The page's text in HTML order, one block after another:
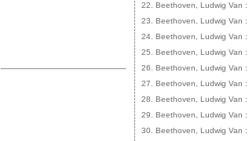
22. Beethoven, Ludwig Van :
23. Beethoven, Ludwig Van :
24. Beethoven, Ludwig Van :
25. Beethoven, Ludwig Van :
26. Beethoven, Ludwig Van :
27. Beethoven, Ludwig Van :
28. Beethoven, Ludwig Van :
29. Beethoven, Ludwig Van :
30. Beethoven, Ludwig Van :